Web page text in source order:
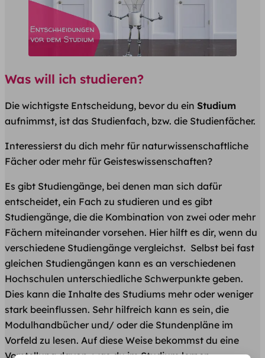
Was will ich studieren?
Die wichtigste Entscheidung, bevor du ein Studium
aufnimmst, ist das Studienfach, bzw. die Studienfächer.
Interessierst du dich mehr für naturwissenschaftliche
Fächer oder mehr für Geisteswissenschaften?
Es gibt Studiengänge, bei denen man sich dafür
entscheidet, ein Fach zu studieren und es gibt
Studiengänge, die die Kombination von zwei oder mehr
Fächern miteinander vorsehen. Hier hilft es dir, wenn du
verschiedene Studiengänge vergleichst. Selbst bei fast
gleichen Studiengängen kann es an verschiedenen
Hochschulen unterschiedliche Schwerpunkte geben.
Dies kann die Inhalte des Studiums mehr oder weniger
stark beeinflussen. Sehr hilfreich kann es sein, die
Modulhandbücher und/ oder die Stundenpläne im
Vorfeld zu lesen. Auf diese Weise bekommst du eine
Vorstellung davon, was du im Studium lernen